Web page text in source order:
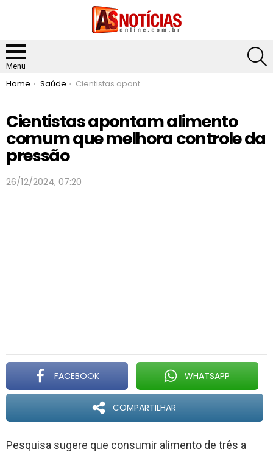
Menu
You are here:
Home Saúde Cientistas apontam alimento comum que melhora controle da pressão
Cientistas apontam alimento
comum que melhora controle da
pressão
26/12/2024, 07:20
FACEBOOK WHATSAPP
COMPARTILHAR
Pesquisa sugere que consumir alimento de três a